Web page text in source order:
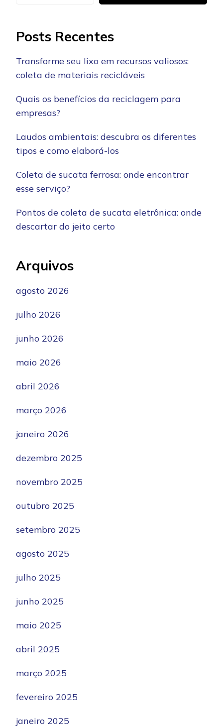
Posts Recentes
Transforme seu lixo em recursos valiosos:
coleta de materiais recicláveis
Quais os benefícios da reciclagem para
empresas?
Laudos ambientais: descubra os diferentes
tipos e como elaborá-los
Coleta de sucata ferrosa: onde encontrar
esse serviço?
Pontos de coleta de sucata eletrônica: onde
descartar do jeito certo
Arquivos
agosto 2026
julho 2026
junho 2026
maio 2026
abril 2026
março 2026
janeiro 2026
dezembro 2025
novembro 2025
outubro 2025
setembro 2025
agosto 2025
julho 2025
junho 2025
maio 2025
abril 2025
março 2025
fevereiro 2025
janeiro 2025